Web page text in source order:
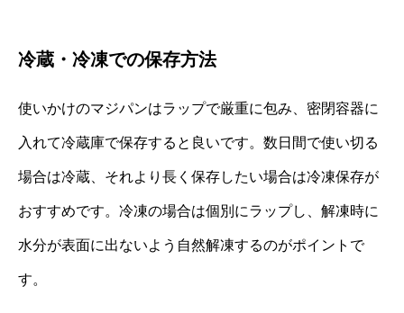
冷蔵・冷凍での保存方法
使いかけのマジパンはラップで厳重に包み、密閉容器に
入れて冷蔵庫で保存すると良いです。数日間で使い切る
場合は冷蔵、それより長く保存したい場合は冷凍保存が
おすすめです。冷凍の場合は個別にラップし、解凍時に
水分が表面に出ないよう自然解凍するのがポイントで
す。